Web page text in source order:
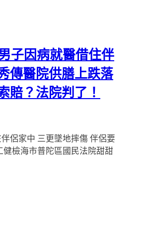
子因病就醫借住伴
傳醫院供膳上跌落
賠？法院判了！
侶家中 三更墜地摔傷 伴侶要
檢海市普陀區國民法院甜甜